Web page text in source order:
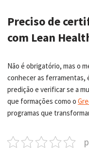
Preciso de
com Lean
Não é obrigatório, mas o
conhecer as ferramentas,
predição e verificar se a
que formações como o
programas que